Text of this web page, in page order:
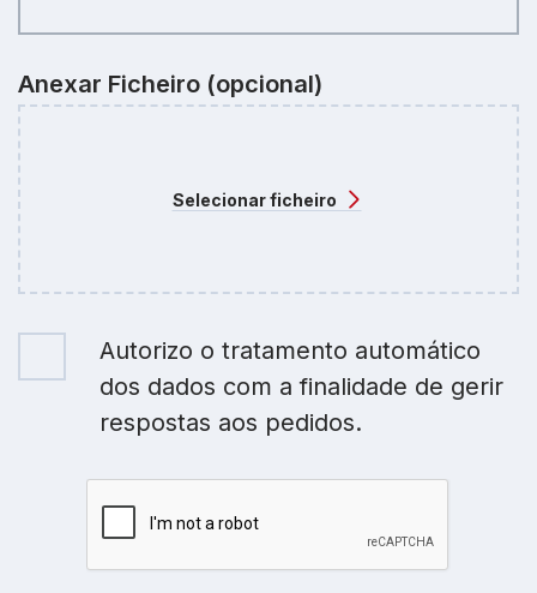
Anexar Ficheiro (opcional)
Selecionar ficheiro
Autorizo o tratamento automático
dos dados com a finalidade de gerir
respostas aos pedidos.